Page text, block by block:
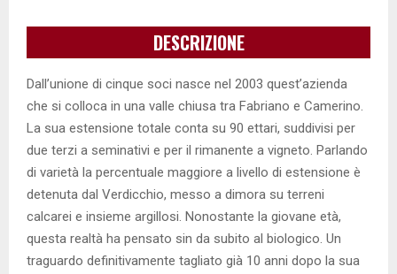
DESCRIZIONE
Dall’unione di cinque soci nasce nel 2003 quest’azienda
che si colloca in una valle chiusa tra Fabriano e Camerino.
La sua estensione totale conta su 90 ettari, suddivisi per
due terzi a seminativi e per il rimanente a vigneto. Parlando
di varietà la percentuale maggiore a livello di estensione è
detenuta dal Verdicchio, messo a dimora su terreni
calcarei e insieme argillosi. Nonostante la giovane età,
questa realtà ha pensato sin da subito al biologico. Un
traguardo definitivamente tagliato già 10 anni dopo la sua